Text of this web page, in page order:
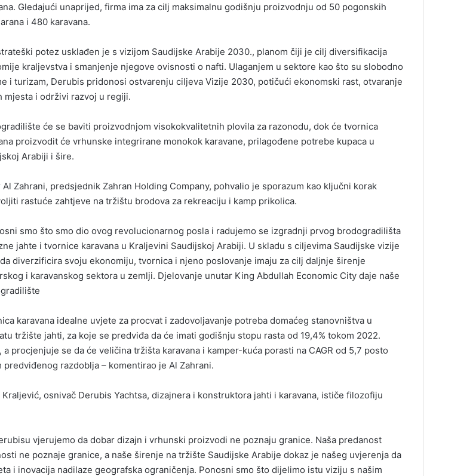
Gledajući unaprijed, firma ima za cilj maksimalnu godišnju proizvodnju od 50 pogonskih
i 480 karavana.
potez usklađen je s vizijom Saudijske Arabije 2030., planom čiji je cilj diversifikacija
kraljevstva i smanjenje njegove ovisnosti o nafti. Ulaganjem u sektore kao što su slobodno
i turizam, Derubis pridonosi ostvarenju ciljeva Vizije 2030, potičući ekonomski rast, otvaranje
mjesta i održivi razvoj u regiji.
će se baviti proizvodnjom visokokvalitetnih plovila za razonodu, dok će tvornica
proizvodit će vrhunske integrirane monokok karavane, prilagođene potrebe kupaca u
Arabiji i šire.
Al Zahrani, predsjednik Zahran Holding Company, pohvalio je sporazum kao ključni korak
rastuće zahtjeve na tržištu brodova za rekreaciju i kamp prikolica.
smo što smo dio ovog revolucionarnog posla i radujemo se izgradnji prvog brodogradilišta
jahte i tvornice karavana u Kraljevini Saudijskoj Arabiji. U skladu s ciljevima Saudijske vizije
diverzificira svoju ekonomiju, tvornica i njeno poslovanje imaju za cilj daljnje širenje
i karavanskog sektora u zemlji. Djelovanje unutar King Abdullah Economic City daje naše
karavana idealne uvjete za procvat i zadovoljavanje potreba domaćeg stanovništva u
tržište jahti, za koje se predviđa da će imati godišnju stopu rasta od 19,4% tokom 2022.
a procjenjuje se da će veličina tržišta karavana i kamper-kuća porasti na CAGR od 5,7 posto
predviđenog razdoblja – komentirao je Al Zahrani.
Kraljević, osnivač Derubis Yachtsa, dizajnera i konstruktora jahti i karavana, ističe filozofiju
vjerujemo da dobar dizajn i vrhunski proizvodi ne poznaju granice. Naša predanost
ne poznaje granice, a naše širenje na tržište Saudijske Arabije dokaz je našeg uvjerenja da
i inovacija nadilaze geografska ograničenja. Ponosni smo što dijelimo istu viziju s našim